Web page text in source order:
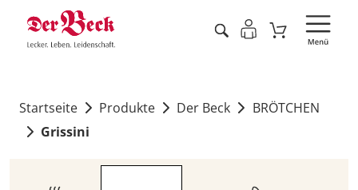
Startseite Produkte Der Beck
BRÖTCHEN
Grissini